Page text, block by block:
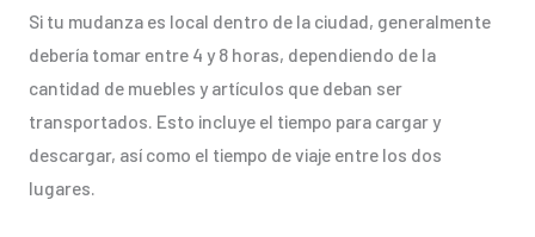
Si tu mudanza es local dentro de la ciudad, generalmente
debería tomar entre 4 y 8 horas, dependiendo de la
cantidad de muebles y artículos que deban ser
transportados. Esto incluye el tiempo para cargar y
descargar, así como el tiempo de viaje entre los dos
lugares.